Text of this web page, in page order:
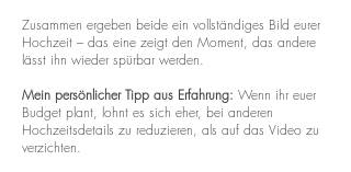
Zusammen ergeben beide ein vollständiges Bild eurer
Hochzeit – das eine zeigt den Moment, das andere
lässt ihn wieder spürbar werden.
Mein persönlicher Tipp aus Erfahrung: Wenn ihr euer
Budget plant, lohnt es sich eher, bei anderen
Hochzeitsdetails zu reduzieren, als auf das Video zu
verzichten.